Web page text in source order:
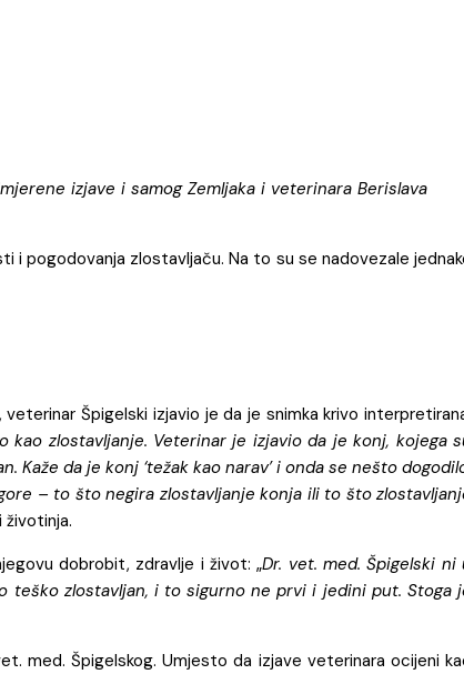
izjave i samog Zemljaka i veterinara Berislava
i pogodovanja zlostavljaču. Na to su se nadovezale
Špigelski izjavio je da je snimka krivo
zlostavljanje. Veterinar je izjavio da je konj, kojega
da je konj ‘težak kao narav’ i onda se nešto
– to što negira zlostavljanje konja ili to što
životinja.
dobrobit, zdravlje i život: „Dr. vet. med. Špigelski ni
teško zlostavljan, i to sigurno ne prvi i jedini put. Stoga
med. Špigelskog. Umjesto da izjave veterinara ocijeni